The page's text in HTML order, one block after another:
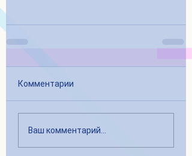
Комментарии
Ваш комментарий...